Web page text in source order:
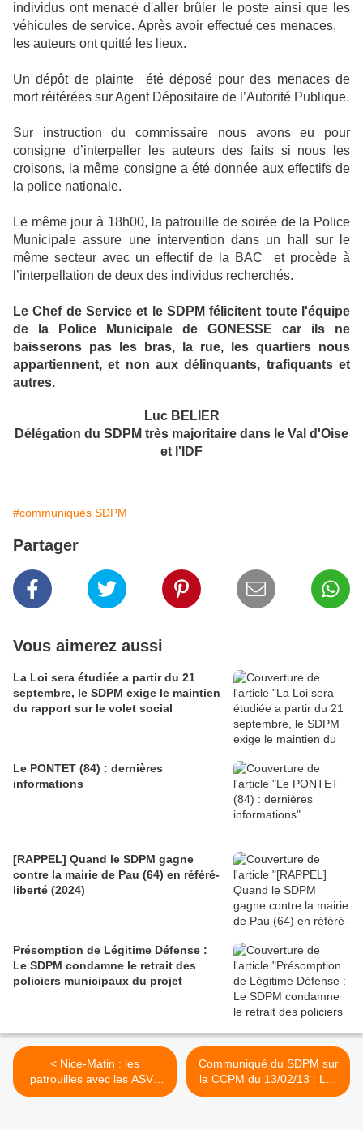
individus ont menacé d'aller brûler le poste ainsi que les
véhicules de service. Après avoir effectué ces menaces,
les auteurs ont quitté les lieux.
Un dépôt de plainte été déposé pour des menaces de
mort réitérées sur Agent Dépositaire de l’Autorité Publique.
Sur instruction du commissaire nous avons eu pour
consigne d’interpeller les auteurs des faits si nous les
croisons, la même consigne a été donnée aux effectifs de
la police nationale.
Le même jour à 18h00, la patrouille de soirée de la Police
Municipale assure une intervention dans un hall sur le
même secteur avec un effectif de la BAC et procède à
l’interpellation de deux des individus recherchés.
Le Chef de Service et le SDPM félicitent toute l'équipe
de la Police Municipale de GONESSE car ils ne
baisserons pas les bras, la rue, les quartiers nous
appartiennent, et non aux délinquants, trafiquants et
autres.
Luc BELIER
Délégation du SDPM très majoritaire dans le Val d'Oise
et l'IDF
#communiqués SDPM
Partager
Vous aimerez aussi
La Loi sera étudiée a partir du 21
septembre, le SDPM exige le maintien
du rapport sur le volet social
Le PONTET (84) : dernières
informations
[RAPPEL] Quand le SDPM gagne
contre la mairie de Pau (64) en référé-
liberté (2024)
Présomption de Légitime Défense :
Le SDPM condamne le retrait des
policiers municipaux du projet
< Nice-Matin : les
patrouilles avec les ASVP
sont-elles légales ?
Communiqué du SDPM sur
la CCPM du 13/02/13 : Les
Policiers Municipaux